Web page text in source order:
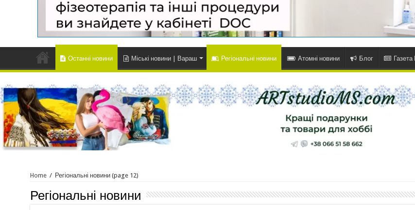
Останні новини Міські новини | Вараш Регіональні новини Атомні новини Блог
Home / Регіональні новини (page 12)
Регіональні новини